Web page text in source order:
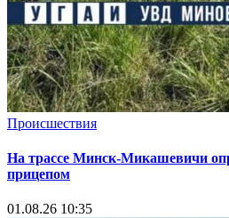
Происшествия
На трассе Минск-Микашевичи
прицепом
01.08.26 10:35